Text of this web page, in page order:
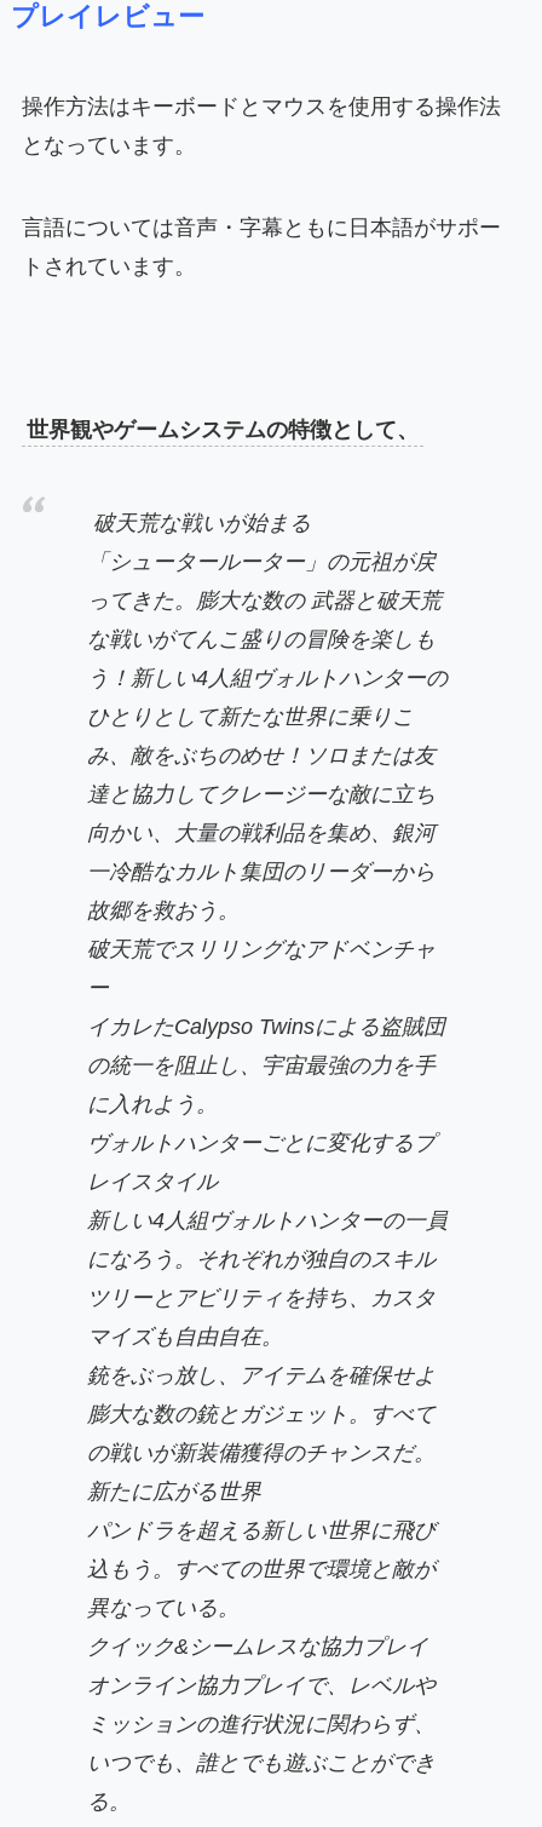
プレイレビュー
操作方法はキーボードとマウスを使用する操作法
となっています。
言語については音声・字幕ともに日本語がサポー
トされています。
世界観やゲームシステムの特徴として、
破天荒な戦いが始まる
「シュータールーター」の元祖が戻
ってきた。 膨大な数の武器と破天荒
な戦いがてんこ盛りの冒険を楽しも
う！新しい4人組ヴォルトハンターの
ひとりとして新たな世界に乗りこ
み、敵をぶちのめせ！ソロまたは友
達と協力してクレージーな敵に立ち
向かい、大量の戦利品を集め、銀河
一冷酷なカルト集団のリーダーから
故郷を救おう。
破天荒でスリリングなアドベンチャ
ー
イカレたCalypso Twinsによる盗賊団
の統一を阻止し、宇宙最強の力を手
に入れよう。
ヴォルトハンターごとに変化するプ
レイスタイル
新しい4人組ヴォルトハンターの一員
になろう。それぞれが独自のスキル
ツリーとアビリティを持ち、カスタ
マイズも自由自在。
銃をぶっ放し、アイテムを確保せよ
膨大な数の銃とガジェット。すべて
の戦いが新装備獲得のチャンスだ。
新たに広がる世界
パンドラを超える新しい世界に飛び
込もう。すべての世界で環境と敵が
異なっている。
クイック&シームレスな協力プレイ
オンライン協力プレイで、レベルや
ミッションの進行状況に関わらず、
いつでも、誰とでも遊ぶことができ
る。